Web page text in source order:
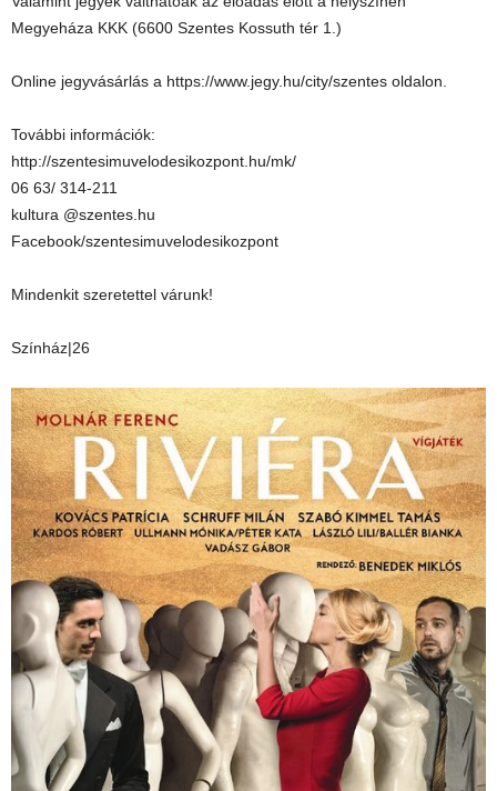
Megyeháza KKK (6600 Szentes Kossuth tér 1.)
Online jegyvásárlás a https://www.jegy.hu/city/szentes oldalon.
További információk:
http://szentesimuvelodesikozpont.hu/mk/
06 63/ 314-211
kultura @szentes.hu
Facebook/szentesimuvelodesikozpont
Mindenkit szeretettel várunk!
Színház|26